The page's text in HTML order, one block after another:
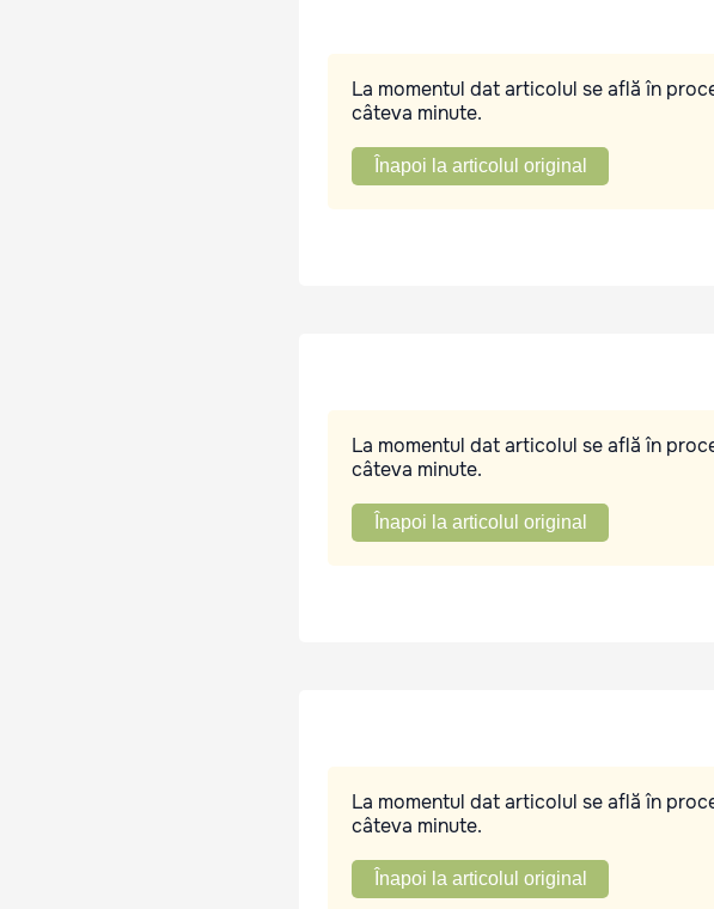
La momentul dat articolul se află în
câteva minute.
Înapoi la articolul original
La momentul dat articolul se află în
câteva minute.
Înapoi la articolul original
La momentul dat articolul se află în
câteva minute.
Înapoi la articolul original